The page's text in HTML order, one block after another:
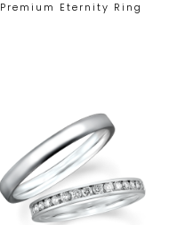
Premium Eternity Ring